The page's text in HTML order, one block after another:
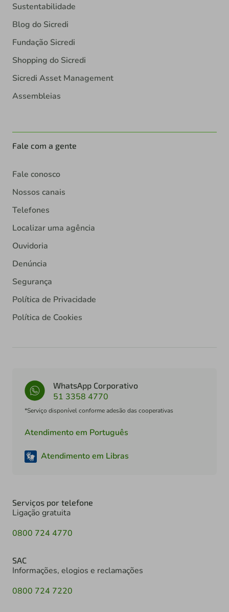
Sustentabilidade
Blog do Sicredi
Fundação Sicredi
Shopping do Sicredi
Sicredi Asset Management
Assembleias
Fale com a gente
Fale conosco
Nossos canais
Telefones
Localizar uma agência
Ouvidoria
Denúncia
Segurança
Política de Privacidade
Política de Cookies
WhatsApp Corporativo
51 3358 4770
*Serviço disponível conforme adesão das cooperativas
Atendimento em Português
Atendimento em Libras
Serviços por telefone
Ligação gratuita
0800 724 4770
SAC
Informações, elogios e reclamações
0800 724 7220